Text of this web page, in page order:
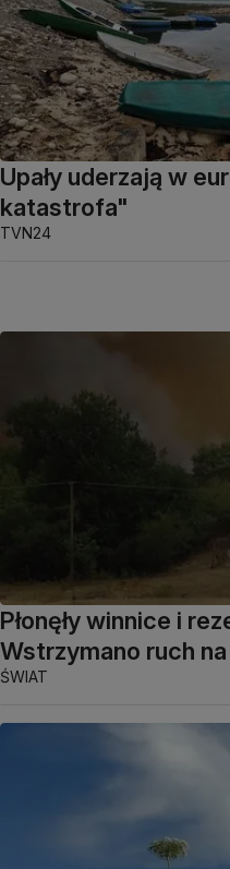
Upały uderzają w
katastrofa"
TVN24
Płonęły winnice i
Wstrzymano ruch
ŚWIAT